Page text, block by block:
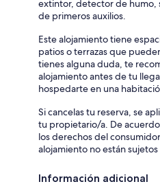
extintor, detector de humo,
de primeros auxilios.
Este alojamiento tiene
patios o terrazas que
tienes alguna duda, te
alojamiento antes de tu
hospedarte en una
Si cancelas tu reserva, se
tu propietario/a. De
los derechos del
alojamiento no están
Información adicional